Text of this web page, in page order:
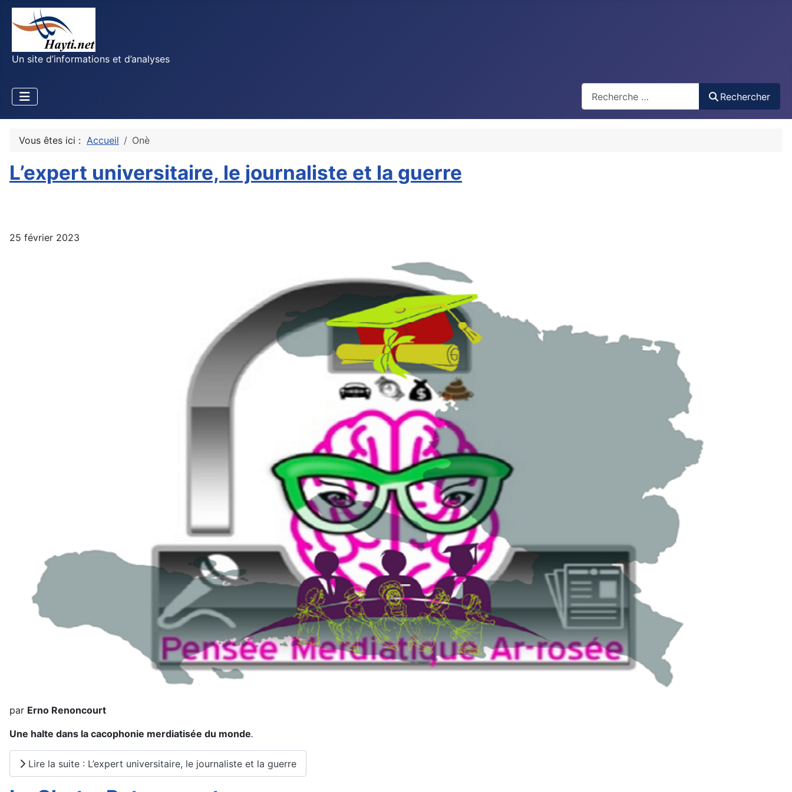
Un site d’informations et d’analyses
Rechercher
Vous êtes ici : Accueil Onè
L’expert universitaire, le journaliste et la guerre
25 février 2023
par Erno Renoncourt
Une halte dans la cacophonie merdiatisée du monde.
Lire la suite : L’expert universitaire, le journaliste et la guerre